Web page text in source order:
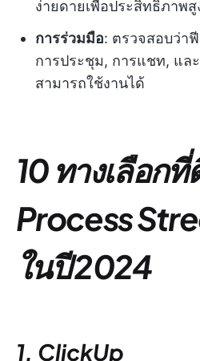
ง่ายดายเพื่อประสิทธิภาพสู
การร่วมมือ: ตรวจสอบว่า
การประชุม, การแชท, แล
สามารถใช้งานได้
10 ทางเลือก
Process
ในปี 2024
1. ClickUp